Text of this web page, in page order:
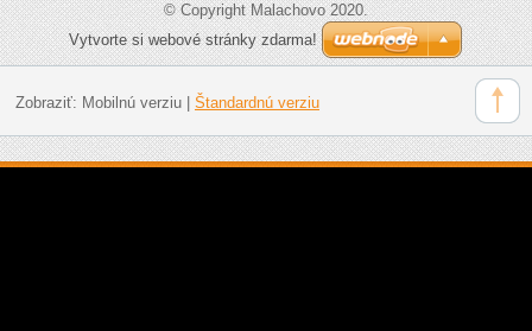
© Copyright Malachovo 2020.
Vytvorte si webové stránky zdarma!
Zobraziť: Mobilnú verziu| Štandardnú verziu